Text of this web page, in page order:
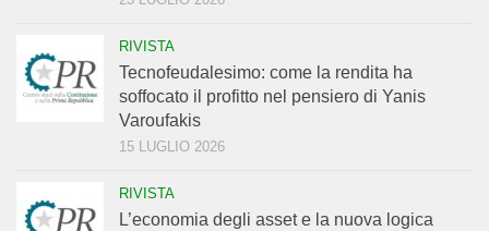
RIVISTA
Tecnofeudalesimo: come la rendita ha
soffocato il profitto nel pensiero di Yanis
Varoufakis
15 LUGLIO 2026
RIVISTA
L’economia degli asset e la nuova logica